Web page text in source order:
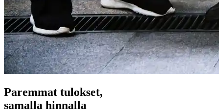
Paremmat tulokset,
samalla hinnalla